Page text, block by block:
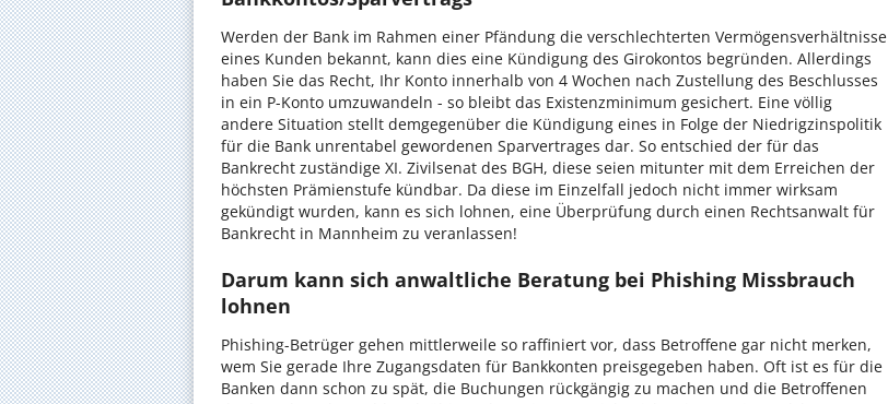
Werden der Bank im Rahmen einer Pfändung die verschlechterten Vermögensverhältnisse
eines Kunden bekannt, kann dies eine Kündigung des Girokontos begründen. Allerdings
haben Sie das Recht, Ihr Konto innerhalb von 4 Wochen nach Zustellung des Beschlusses
in ein P-Konto umzuwandeln - so bleibt das Existenzminimum gesichert. Eine völlig
andere Situation stellt demgegenüber die Kündigung eines in Folge der Niedrigzinspolitik
für die Bank unrentabel gewordenen Sparvertrages dar. So entschied der für das
Bankrecht zuständige XI. Zivilsenat des BGH, diese seien mitunter mit dem Erreichen der
höchsten Prämienstufe kündbar. Da diese im Einzelfall jedoch nicht immer wirksam
gekündigt wurden, kann es sich lohnen, eine Überprüfung durch einen Rechtsanwalt für
Bankrecht in Mannheim zu veranlassen!
Darum kann sich anwaltliche Beratung bei Phishing Missbrauch
lohnen
Phishing-Betrüger gehen mittlerweile so raffiniert vor, dass Betroffene gar nicht merken,
wem Sie gerade Ihre Zugangsdaten für Bankkonten preisgegeben haben. Oft ist es für die
Banken dann schon zu spät, die Buchungen rückgängig zu machen und die Betroffenen